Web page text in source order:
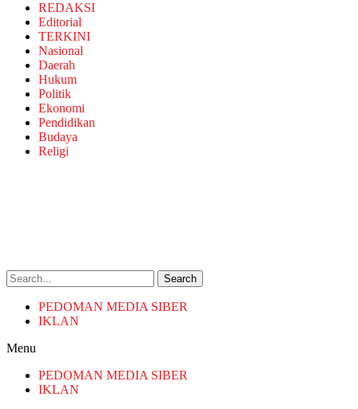
REDAKSI
Editorial
TERKINI
Nasional
Daerah
Hukum
Politik
Ekonomi
Pendidikan
Budaya
Religi
Search
PEDOMAN MEDIA SIBER
IKLAN
Menu
PEDOMAN MEDIA SIBER
IKLAN